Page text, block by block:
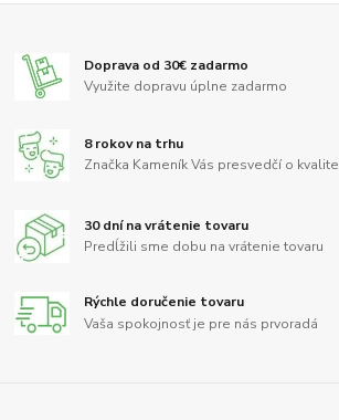
Doprava od 30€ zadarmo
Využite dopravu úplne zadarmo
8 rokov na trhu
Značka Kameník Vás presvedčí o kvalite
30 dní na vrátenie tovaru
Predĺžili sme dobu na vrátenie tovaru
Rýchle doručenie tovaru
Vaša spokojnosť je pre nás prvoradá